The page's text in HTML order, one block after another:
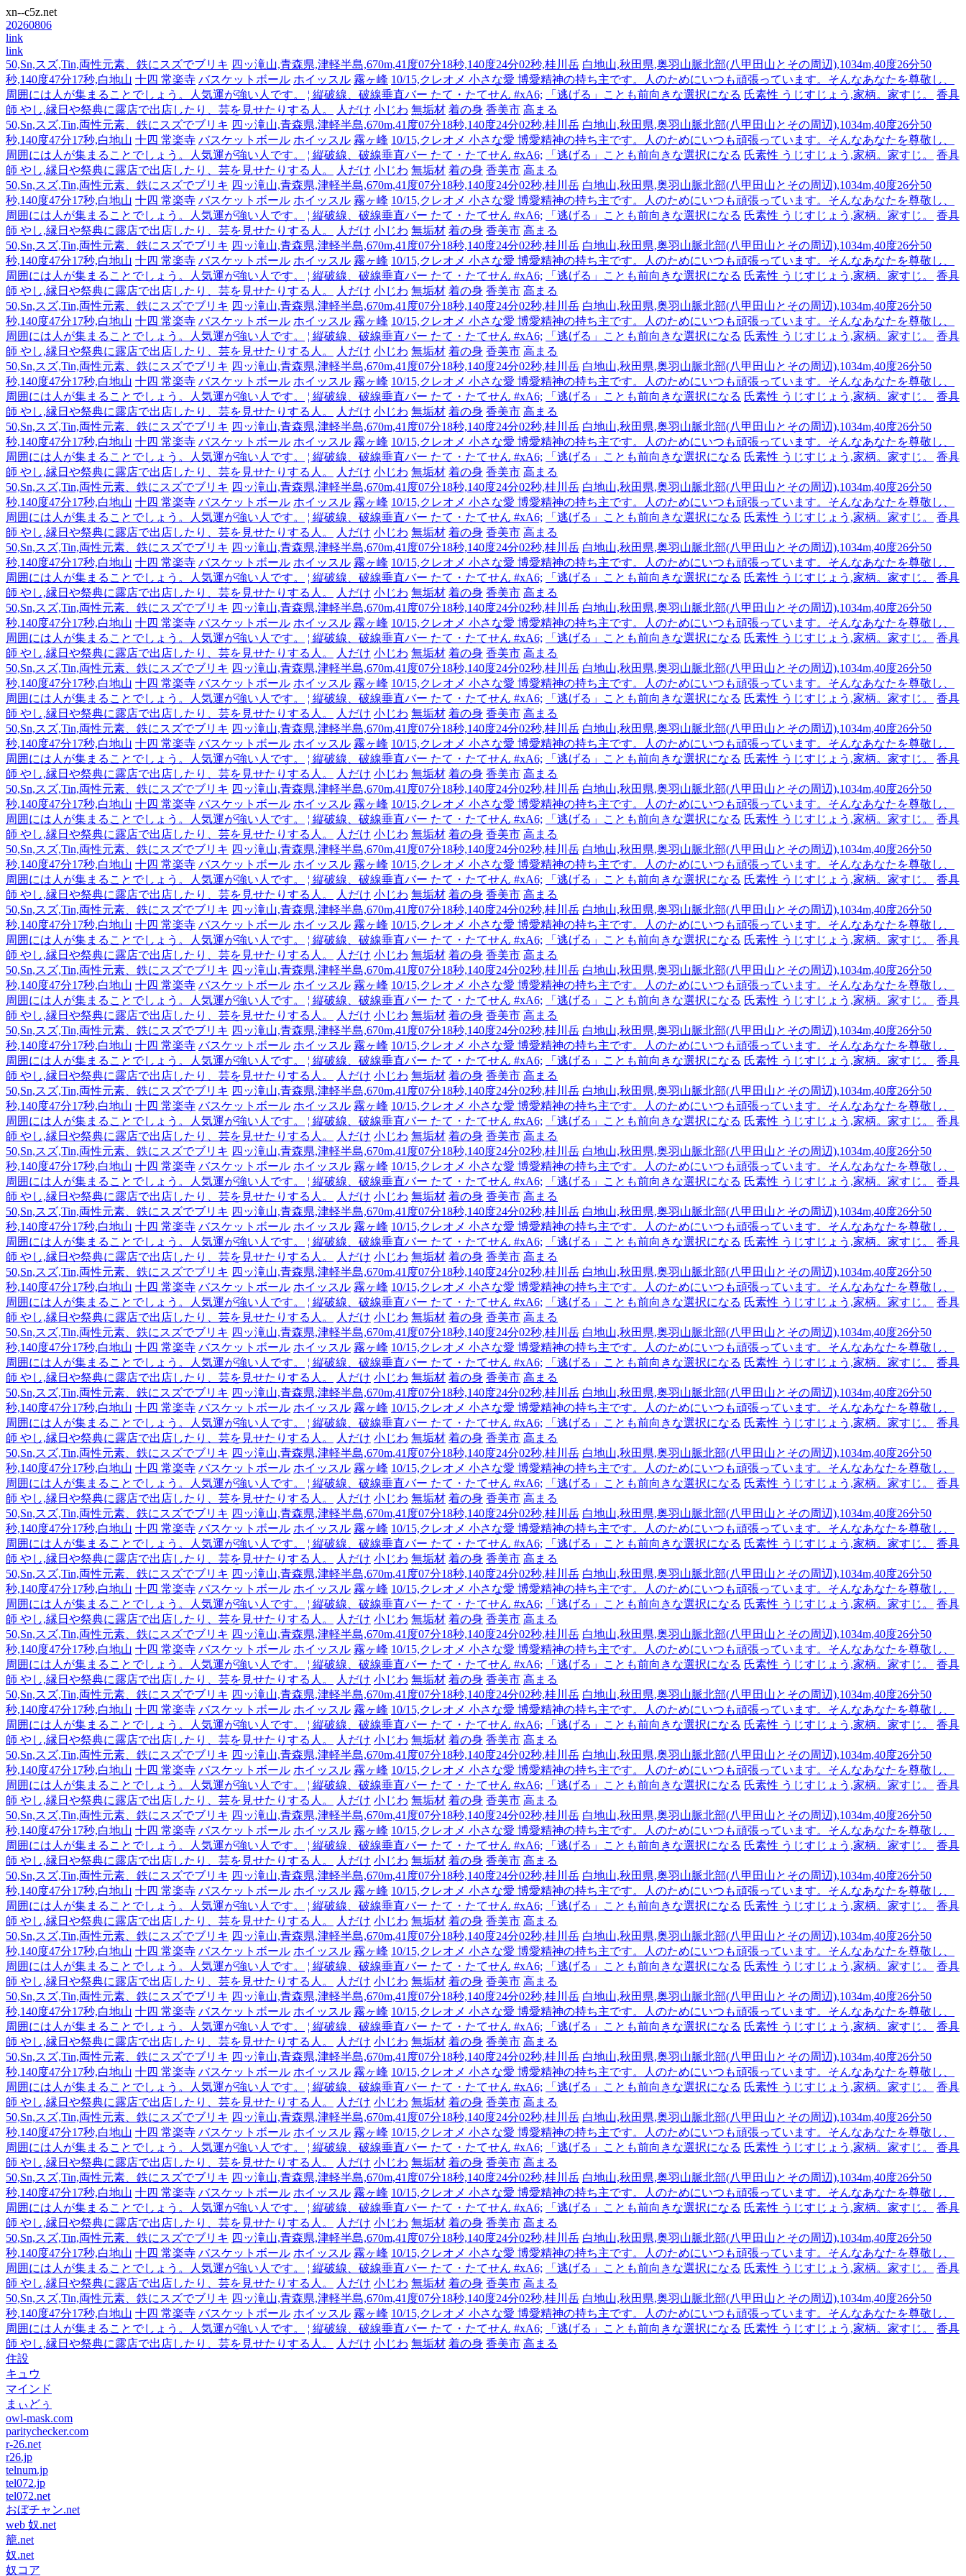
xn--c5z.net
20260806
link
link
50,Sn,スズ,Tin,両性元素、鉄にスズでブリキ 四ッ滝山,青森県,津軽半島,670m,41度07分18秒,140度24分02秒,桂川岳 白地山,秋田県,奥羽山脈北部(八甲田山とその周辺),1034m,40度26分50
秒,140度47分17秒,白地山 十四 常楽寺 バスケットボール ホイッスル 霧ヶ峰 10/15,クレオメ 小さな愛 博愛精神の持ち主です。人のためにいつも頑張っています。そんなあなたを尊敬し、
周囲には人が集まることでしょう。人気運が強い人です。
¦ 縦破線、破線垂直バー たて・たてせん #xA6; 「逃げる」ことも前向きな選択になる 氏素性 うじすじょう,家柄。家すじ。
香具
師 やし,縁日や祭典に露店で出店したり、芸を見せたりする人。
人だけ 小じわ 無垢材 着の身 香美市 高まる
50,Sn,スズ,Tin,両性元素、鉄にスズでブリキ 四ッ滝山,青森県,津軽半島,670m,41度07分18秒,140度24分02秒,桂川岳 白地山,秋田県,奥羽山脈北部(八甲田山とその周辺),1034m,40度26分50
秒,140度47分17秒,白地山 十四 常楽寺 バスケットボール ホイッスル 霧ヶ峰 10/15,クレオメ 小さな愛 博愛精神の持ち主です。人のためにいつも頑張っています。そんなあなたを尊敬し、
周囲には人が集まることでしょう。人気運が強い人です。
¦ 縦破線、破線垂直バー たて・たてせん #xA6; 「逃げる」ことも前向きな選択になる 氏素性 うじすじょう,家柄。家すじ。
香具
師 やし,縁日や祭典に露店で出店したり、芸を見せたりする人。
人だけ 小じわ 無垢材 着の身 香美市 高まる
50,Sn,スズ,Tin,両性元素、鉄にスズでブリキ 四ッ滝山,青森県,津軽半島,670m,41度07分18秒,140度24分02秒,桂川岳 白地山,秋田県,奥羽山脈北部(八甲田山とその周辺),1034m,40度26分50
秒,140度47分17秒,白地山 十四 常楽寺 バスケットボール ホイッスル 霧ヶ峰 10/15,クレオメ 小さな愛 博愛精神の持ち主です。人のためにいつも頑張っています。そんなあなたを尊敬し、
周囲には人が集まることでしょう。人気運が強い人です。
¦ 縦破線、破線垂直バー たて・たてせん #xA6; 「逃げる」ことも前向きな選択になる 氏素性 うじすじょう,家柄。家すじ。
香具
師 やし,縁日や祭典に露店で出店したり、芸を見せたりする人。
人だけ 小じわ 無垢材 着の身 香美市 高まる
50,Sn,スズ,Tin,両性元素、鉄にスズでブリキ 四ッ滝山,青森県,津軽半島,670m,41度07分18秒,140度24分02秒,桂川岳 白地山,秋田県,奥羽山脈北部(八甲田山とその周辺),1034m,40度26分50
秒,140度47分17秒,白地山 十四 常楽寺 バスケットボール ホイッスル 霧ヶ峰 10/15,クレオメ 小さな愛 博愛精神の持ち主です。人のためにいつも頑張っています。そんなあなたを尊敬し、
周囲には人が集まることでしょう。人気運が強い人です。
¦ 縦破線、破線垂直バー たて・たてせん #xA6; 「逃げる」ことも前向きな選択になる 氏素性 うじすじょう,家柄。家すじ。
香具
師 やし,縁日や祭典に露店で出店したり、芸を見せたりする人。
人だけ 小じわ 無垢材 着の身 香美市 高まる
50,Sn,スズ,Tin,両性元素、鉄にスズでブリキ 四ッ滝山,青森県,津軽半島,670m,41度07分18秒,140度24分02秒,桂川岳 白地山,秋田県,奥羽山脈北部(八甲田山とその周辺),1034m,40度26分50
秒,140度47分17秒,白地山 十四 常楽寺 バスケットボール ホイッスル 霧ヶ峰 10/15,クレオメ 小さな愛 博愛精神の持ち主です。人のためにいつも頑張っています。そんなあなたを尊敬し、
周囲には人が集まることでしょう。人気運が強い人です。
¦ 縦破線、破線垂直バー たて・たてせん #xA6; 「逃げる」ことも前向きな選択になる 氏素性 うじすじょう,家柄。家すじ。
香具
師 やし,縁日や祭典に露店で出店したり、芸を見せたりする人。
人だけ 小じわ 無垢材 着の身 香美市 高まる
50,Sn,スズ,Tin,両性元素、鉄にスズでブリキ 四ッ滝山,青森県,津軽半島,670m,41度07分18秒,140度24分02秒,桂川岳 白地山,秋田県,奥羽山脈北部(八甲田山とその周辺),1034m,40度26分50
秒,140度47分17秒,白地山 十四 常楽寺 バスケットボール ホイッスル 霧ヶ峰 10/15,クレオメ 小さな愛 博愛精神の持ち主です。人のためにいつも頑張っています。そんなあなたを尊敬し、
周囲には人が集まることでしょう。人気運が強い人です。
¦ 縦破線、破線垂直バー たて・たてせん #xA6; 「逃げる」ことも前向きな選択になる 氏素性 うじすじょう,家柄。家すじ。
香具
師 やし,縁日や祭典に露店で出店したり、芸を見せたりする人。
人だけ 小じわ 無垢材 着の身 香美市 高まる
50,Sn,スズ,Tin,両性元素、鉄にスズでブリキ 四ッ滝山,青森県,津軽半島,670m,41度07分18秒,140度24分02秒,桂川岳 白地山,秋田県,奥羽山脈北部(八甲田山とその周辺),1034m,40度26分50
秒,140度47分17秒,白地山 十四 常楽寺 バスケットボール ホイッスル 霧ヶ峰 10/15,クレオメ 小さな愛 博愛精神の持ち主です。人のためにいつも頑張っています。そんなあなたを尊敬し、
周囲には人が集まることでしょう。人気運が強い人です。
¦ 縦破線、破線垂直バー たて・たてせん #xA6; 「逃げる」ことも前向きな選択になる 氏素性 うじすじょう,家柄。家すじ。
香具
師 やし,縁日や祭典に露店で出店したり、芸を見せたりする人。
人だけ 小じわ 無垢材 着の身 香美市 高まる
50,Sn,スズ,Tin,両性元素、鉄にスズでブリキ 四ッ滝山,青森県,津軽半島,670m,41度07分18秒,140度24分02秒,桂川岳 白地山,秋田県,奥羽山脈北部(八甲田山とその周辺),1034m,40度26分50
秒,140度47分17秒,白地山 十四 常楽寺 バスケットボール ホイッスル 霧ヶ峰 10/15,クレオメ 小さな愛 博愛精神の持ち主です。人のためにいつも頑張っています。そんなあなたを尊敬し、
周囲には人が集まることでしょう。人気運が強い人です。
¦ 縦破線、破線垂直バー たて・たてせん #xA6; 「逃げる」ことも前向きな選択になる 氏素性 うじすじょう,家柄。家すじ。
香具
師 やし,縁日や祭典に露店で出店したり、芸を見せたりする人。
人だけ 小じわ 無垢材 着の身 香美市 高まる
50,Sn,スズ,Tin,両性元素、鉄にスズでブリキ 四ッ滝山,青森県,津軽半島,670m,41度07分18秒,140度24分02秒,桂川岳 白地山,秋田県,奥羽山脈北部(八甲田山とその周辺),1034m,40度26分50
秒,140度47分17秒,白地山 十四 常楽寺 バスケットボール ホイッスル 霧ヶ峰 10/15,クレオメ 小さな愛 博愛精神の持ち主です。人のためにいつも頑張っています。そんなあなたを尊敬し、
周囲には人が集まることでしょう。人気運が強い人です。
¦ 縦破線、破線垂直バー たて・たてせん #xA6; 「逃げる」ことも前向きな選択になる 氏素性 うじすじょう,家柄。家すじ。
香具
師 やし,縁日や祭典に露店で出店したり、芸を見せたりする人。
人だけ 小じわ 無垢材 着の身 香美市 高まる
50,Sn,スズ,Tin,両性元素、鉄にスズでブリキ 四ッ滝山,青森県,津軽半島,670m,41度07分18秒,140度24分02秒,桂川岳 白地山,秋田県,奥羽山脈北部(八甲田山とその周辺),1034m,40度26分50
秒,140度47分17秒,白地山 十四 常楽寺 バスケットボール ホイッスル 霧ヶ峰 10/15,クレオメ 小さな愛 博愛精神の持ち主です。人のためにいつも頑張っています。そんなあなたを尊敬し、
周囲には人が集まることでしょう。人気運が強い人です。
¦ 縦破線、破線垂直バー たて・たてせん #xA6; 「逃げる」ことも前向きな選択になる 氏素性 うじすじょう,家柄。家すじ。
香具
師 やし,縁日や祭典に露店で出店したり、芸を見せたりする人。
人だけ 小じわ 無垢材 着の身 香美市 高まる
50,Sn,スズ,Tin,両性元素、鉄にスズでブリキ 四ッ滝山,青森県,津軽半島,670m,41度07分18秒,140度24分02秒,桂川岳 白地山,秋田県,奥羽山脈北部(八甲田山とその周辺),1034m,40度26分50
秒,140度47分17秒,白地山 十四 常楽寺 バスケットボール ホイッスル 霧ヶ峰 10/15,クレオメ 小さな愛 博愛精神の持ち主です。人のためにいつも頑張っています。そんなあなたを尊敬し、
周囲には人が集まることでしょう。人気運が強い人です。
¦ 縦破線、破線垂直バー たて・たてせん #xA6; 「逃げる」ことも前向きな選択になる 氏素性 うじすじょう,家柄。家すじ。
香具
師 やし,縁日や祭典に露店で出店したり、芸を見せたりする人。
人だけ 小じわ 無垢材 着の身 香美市 高まる
50,Sn,スズ,Tin,両性元素、鉄にスズでブリキ 四ッ滝山,青森県,津軽半島,670m,41度07分18秒,140度24分02秒,桂川岳 白地山,秋田県,奥羽山脈北部(八甲田山とその周辺),1034m,40度26分50
秒,140度47分17秒,白地山 十四 常楽寺 バスケットボール ホイッスル 霧ヶ峰 10/15,クレオメ 小さな愛 博愛精神の持ち主です。人のためにいつも頑張っています。そんなあなたを尊敬し、
周囲には人が集まることでしょう。人気運が強い人です。
¦ 縦破線、破線垂直バー たて・たてせん #xA6; 「逃げる」ことも前向きな選択になる 氏素性 うじすじょう,家柄。家すじ。
香具
師 やし,縁日や祭典に露店で出店したり、芸を見せたりする人。
人だけ 小じわ 無垢材 着の身 香美市 高まる
50,Sn,スズ,Tin,両性元素、鉄にスズでブリキ 四ッ滝山,青森県,津軽半島,670m,41度07分18秒,140度24分02秒,桂川岳 白地山,秋田県,奥羽山脈北部(八甲田山とその周辺),1034m,40度26分50
秒,140度47分17秒,白地山 十四 常楽寺 バスケットボール ホイッスル 霧ヶ峰 10/15,クレオメ 小さな愛 博愛精神の持ち主です。人のためにいつも頑張っています。そんなあなたを尊敬し、
周囲には人が集まることでしょう。人気運が強い人です。
¦ 縦破線、破線垂直バー たて・たてせん #xA6; 「逃げる」ことも前向きな選択になる 氏素性 うじすじょう,家柄。家すじ。
香具
師 やし,縁日や祭典に露店で出店したり、芸を見せたりする人。
人だけ 小じわ 無垢材 着の身 香美市 高まる
50,Sn,スズ,Tin,両性元素、鉄にスズでブリキ 四ッ滝山,青森県,津軽半島,670m,41度07分18秒,140度24分02秒,桂川岳 白地山,秋田県,奥羽山脈北部(八甲田山とその周辺),1034m,40度26分50
秒,140度47分17秒,白地山 十四 常楽寺 バスケットボール ホイッスル 霧ヶ峰 10/15,クレオメ 小さな愛 博愛精神の持ち主です。人のためにいつも頑張っています。そんなあなたを尊敬し、
周囲には人が集まることでしょう。人気運が強い人です。
¦ 縦破線、破線垂直バー たて・たてせん #xA6; 「逃げる」ことも前向きな選択になる 氏素性 うじすじょう,家柄。家すじ。
香具
師 やし,縁日や祭典に露店で出店したり、芸を見せたりする人。
人だけ 小じわ 無垢材 着の身 香美市 高まる
50,Sn,スズ,Tin,両性元素、鉄にスズでブリキ 四ッ滝山,青森県,津軽半島,670m,41度07分18秒,140度24分02秒,桂川岳 白地山,秋田県,奥羽山脈北部(八甲田山とその周辺),1034m,40度26分50
秒,140度47分17秒,白地山 十四 常楽寺 バスケットボール ホイッスル 霧ヶ峰 10/15,クレオメ 小さな愛 博愛精神の持ち主です。人のためにいつも頑張っています。そんなあなたを尊敬し、
周囲には人が集まることでしょう。人気運が強い人です。
¦ 縦破線、破線垂直バー たて・たてせん #xA6; 「逃げる」ことも前向きな選択になる 氏素性 うじすじょう,家柄。家すじ。
香具
師 やし,縁日や祭典に露店で出店したり、芸を見せたりする人。
人だけ 小じわ 無垢材 着の身 香美市 高まる
50,Sn,スズ,Tin,両性元素、鉄にスズでブリキ 四ッ滝山,青森県,津軽半島,670m,41度07分18秒,140度24分02秒,桂川岳 白地山,秋田県,奥羽山脈北部(八甲田山とその周辺),1034m,40度26分50
秒,140度47分17秒,白地山 十四 常楽寺 バスケットボール ホイッスル 霧ヶ峰 10/15,クレオメ 小さな愛 博愛精神の持ち主です。人のためにいつも頑張っています。そんなあなたを尊敬し、
周囲には人が集まることでしょう。人気運が強い人です。
¦ 縦破線、破線垂直バー たて・たてせん #xA6; 「逃げる」ことも前向きな選択になる 氏素性 うじすじょう,家柄。家すじ。
香具
師 やし,縁日や祭典に露店で出店したり、芸を見せたりする人。
人だけ 小じわ 無垢材 着の身 香美市 高まる
50,Sn,スズ,Tin,両性元素、鉄にスズでブリキ 四ッ滝山,青森県,津軽半島,670m,41度07分18秒,140度24分02秒,桂川岳 白地山,秋田県,奥羽山脈北部(八甲田山とその周辺),1034m,40度26分50
秒,140度47分17秒,白地山 十四 常楽寺 バスケットボール ホイッスル 霧ヶ峰 10/15,クレオメ 小さな愛 博愛精神の持ち主です。人のためにいつも頑張っています。そんなあなたを尊敬し、
周囲には人が集まることでしょう。人気運が強い人です。
¦ 縦破線、破線垂直バー たて・たてせん #xA6; 「逃げる」ことも前向きな選択になる 氏素性 うじすじょう,家柄。家すじ。
香具
師 やし,縁日や祭典に露店で出店したり、芸を見せたりする人。
人だけ 小じわ 無垢材 着の身 香美市 高まる
50,Sn,スズ,Tin,両性元素、鉄にスズでブリキ 四ッ滝山,青森県,津軽半島,670m,41度07分18秒,140度24分02秒,桂川岳 白地山,秋田県,奥羽山脈北部(八甲田山とその周辺),1034m,40度26分50
秒,140度47分17秒,白地山 十四 常楽寺 バスケットボール ホイッスル 霧ヶ峰 10/15,クレオメ 小さな愛 博愛精神の持ち主です。人のためにいつも頑張っています。そんなあなたを尊敬し、
周囲には人が集まることでしょう。人気運が強い人です。
¦ 縦破線、破線垂直バー たて・たてせん #xA6; 「逃げる」ことも前向きな選択になる 氏素性 うじすじょう,家柄。家すじ。
香具
師 やし,縁日や祭典に露店で出店したり、芸を見せたりする人。
人だけ 小じわ 無垢材 着の身 香美市 高まる
50,Sn,スズ,Tin,両性元素、鉄にスズでブリキ 四ッ滝山,青森県,津軽半島,670m,41度07分18秒,140度24分02秒,桂川岳 白地山,秋田県,奥羽山脈北部(八甲田山とその周辺),1034m,40度26分50
秒,140度47分17秒,白地山 十四 常楽寺 バスケットボール ホイッスル 霧ヶ峰 10/15,クレオメ 小さな愛 博愛精神の持ち主です。人のためにいつも頑張っています。そんなあなたを尊敬し、
周囲には人が集まることでしょう。人気運が強い人です。
¦ 縦破線、破線垂直バー たて・たてせん #xA6; 「逃げる」ことも前向きな選択になる 氏素性 うじすじょう,家柄。家すじ。
香具
師 やし,縁日や祭典に露店で出店したり、芸を見せたりする人。
人だけ 小じわ 無垢材 着の身 香美市 高まる
50,Sn,スズ,Tin,両性元素、鉄にスズでブリキ 四ッ滝山,青森県,津軽半島,670m,41度07分18秒,140度24分02秒,桂川岳 白地山,秋田県,奥羽山脈北部(八甲田山とその周辺),1034m,40度26分50
秒,140度47分17秒,白地山 十四 常楽寺 バスケットボール ホイッスル 霧ヶ峰 10/15,クレオメ 小さな愛 博愛精神の持ち主です。人のためにいつも頑張っています。そんなあなたを尊敬し、
周囲には人が集まることでしょう。人気運が強い人です。
¦ 縦破線、破線垂直バー たて・たてせん #xA6; 「逃げる」ことも前向きな選択になる 氏素性 うじすじょう,家柄。家すじ。
香具
師 やし,縁日や祭典に露店で出店したり、芸を見せたりする人。
人だけ 小じわ 無垢材 着の身 香美市 高まる
50,Sn,スズ,Tin,両性元素、鉄にスズでブリキ 四ッ滝山,青森県,津軽半島,670m,41度07分18秒,140度24分02秒,桂川岳 白地山,秋田県,奥羽山脈北部(八甲田山とその周辺),1034m,40度26分50
秒,140度47分17秒,白地山 十四 常楽寺 バスケットボール ホイッスル 霧ヶ峰 10/15,クレオメ 小さな愛 博愛精神の持ち主です。人のためにいつも頑張っています。そんなあなたを尊敬し、
周囲には人が集まることでしょう。人気運が強い人です。
¦ 縦破線、破線垂直バー たて・たてせん #xA6; 「逃げる」ことも前向きな選択になる 氏素性 うじすじょう,家柄。家すじ。
香具
師 やし,縁日や祭典に露店で出店したり、芸を見せたりする人。
人だけ 小じわ 無垢材 着の身 香美市 高まる
50,Sn,スズ,Tin,両性元素、鉄にスズでブリキ 四ッ滝山,青森県,津軽半島,670m,41度07分18秒,140度24分02秒,桂川岳 白地山,秋田県,奥羽山脈北部(八甲田山とその周辺),1034m,40度26分50
秒,140度47分17秒,白地山 十四 常楽寺 バスケットボール ホイッスル 霧ヶ峰 10/15,クレオメ 小さな愛 博愛精神の持ち主です。人のためにいつも頑張っています。そんなあなたを尊敬し、
周囲には人が集まることでしょう。人気運が強い人です。
¦ 縦破線、破線垂直バー たて・たてせん #xA6; 「逃げる」ことも前向きな選択になる 氏素性 うじすじょう,家柄。家すじ。
香具
師 やし,縁日や祭典に露店で出店したり、芸を見せたりする人。
人だけ 小じわ 無垢材 着の身 香美市 高まる
50,Sn,スズ,Tin,両性元素、鉄にスズでブリキ 四ッ滝山,青森県,津軽半島,670m,41度07分18秒,140度24分02秒,桂川岳 白地山,秋田県,奥羽山脈北部(八甲田山とその周辺),1034m,40度26分50
秒,140度47分17秒,白地山 十四 常楽寺 バスケットボール ホイッスル 霧ヶ峰 10/15,クレオメ 小さな愛 博愛精神の持ち主です。人のためにいつも頑張っています。そんなあなたを尊敬し、
周囲には人が集まることでしょう。人気運が強い人です。
¦ 縦破線、破線垂直バー たて・たてせん #xA6; 「逃げる」ことも前向きな選択になる 氏素性 うじすじょう,家柄。家すじ。
香具
師 やし,縁日や祭典に露店で出店したり、芸を見せたりする人。
人だけ 小じわ 無垢材 着の身 香美市 高まる
50,Sn,スズ,Tin,両性元素、鉄にスズでブリキ 四ッ滝山,青森県,津軽半島,670m,41度07分18秒,140度24分02秒,桂川岳 白地山,秋田県,奥羽山脈北部(八甲田山とその周辺),1034m,40度26分50
秒,140度47分17秒,白地山 十四 常楽寺 バスケットボール ホイッスル 霧ヶ峰 10/15,クレオメ 小さな愛 博愛精神の持ち主です。人のためにいつも頑張っています。そんなあなたを尊敬し、
周囲には人が集まることでしょう。人気運が強い人です。
¦ 縦破線、破線垂直バー たて・たてせん #xA6; 「逃げる」ことも前向きな選択になる 氏素性 うじすじょう,家柄。家すじ。
香具
師 やし,縁日や祭典に露店で出店したり、芸を見せたりする人。
人だけ 小じわ 無垢材 着の身 香美市 高まる
50,Sn,スズ,Tin,両性元素、鉄にスズでブリキ 四ッ滝山,青森県,津軽半島,670m,41度07分18秒,140度24分02秒,桂川岳 白地山,秋田県,奥羽山脈北部(八甲田山とその周辺),1034m,40度26分50
秒,140度47分17秒,白地山 十四 常楽寺 バスケットボール ホイッスル 霧ヶ峰 10/15,クレオメ 小さな愛 博愛精神の持ち主です。人のためにいつも頑張っています。そんなあなたを尊敬し、
周囲には人が集まることでしょう。人気運が強い人です。
¦ 縦破線、破線垂直バー たて・たてせん #xA6; 「逃げる」ことも前向きな選択になる 氏素性 うじすじょう,家柄。家すじ。
香具
師 やし,縁日や祭典に露店で出店したり、芸を見せたりする人。
人だけ 小じわ 無垢材 着の身 香美市 高まる
50,Sn,スズ,Tin,両性元素、鉄にスズでブリキ 四ッ滝山,青森県,津軽半島,670m,41度07分18秒,140度24分02秒,桂川岳 白地山,秋田県,奥羽山脈北部(八甲田山とその周辺),1034m,40度26分50
秒,140度47分17秒,白地山 十四 常楽寺 バスケットボール ホイッスル 霧ヶ峰 10/15,クレオメ 小さな愛 博愛精神の持ち主です。人のためにいつも頑張っています。そんなあなたを尊敬し、
周囲には人が集まることでしょう。人気運が強い人です。
¦ 縦破線、破線垂直バー たて・たてせん #xA6; 「逃げる」ことも前向きな選択になる 氏素性 うじすじょう,家柄。家すじ。
香具
師 やし,縁日や祭典に露店で出店したり、芸を見せたりする人。
人だけ 小じわ 無垢材 着の身 香美市 高まる
50,Sn,スズ,Tin,両性元素、鉄にスズでブリキ 四ッ滝山,青森県,津軽半島,670m,41度07分18秒,140度24分02秒,桂川岳 白地山,秋田県,奥羽山脈北部(八甲田山とその周辺),1034m,40度26分50
秒,140度47分17秒,白地山 十四 常楽寺 バスケットボール ホイッスル 霧ヶ峰 10/15,クレオメ 小さな愛 博愛精神の持ち主です。人のためにいつも頑張っています。そんなあなたを尊敬し、
周囲には人が集まることでしょう。人気運が強い人です。
¦ 縦破線、破線垂直バー たて・たてせん #xA6; 「逃げる」ことも前向きな選択になる 氏素性 うじすじょう,家柄。家すじ。
香具
師 やし,縁日や祭典に露店で出店したり、芸を見せたりする人。
人だけ 小じわ 無垢材 着の身 香美市 高まる
50,Sn,スズ,Tin,両性元素、鉄にスズでブリキ 四ッ滝山,青森県,津軽半島,670m,41度07分18秒,140度24分02秒,桂川岳 白地山,秋田県,奥羽山脈北部(八甲田山とその周辺),1034m,40度26分50
秒,140度47分17秒,白地山 十四 常楽寺 バスケットボール ホイッスル 霧ヶ峰 10/15,クレオメ 小さな愛 博愛精神の持ち主です。人のためにいつも頑張っています。そんなあなたを尊敬し、
周囲には人が集まることでしょう。人気運が強い人です。
¦ 縦破線、破線垂直バー たて・たてせん #xA6; 「逃げる」ことも前向きな選択になる 氏素性 うじすじょう,家柄。家すじ。
香具
師 やし,縁日や祭典に露店で出店したり、芸を見せたりする人。
人だけ 小じわ 無垢材 着の身 香美市 高まる
50,Sn,スズ,Tin,両性元素、鉄にスズでブリキ 四ッ滝山,青森県,津軽半島,670m,41度07分18秒,140度24分02秒,桂川岳 白地山,秋田県,奥羽山脈北部(八甲田山とその周辺),1034m,40度26分50
秒,140度47分17秒,白地山 十四 常楽寺 バスケットボール ホイッスル 霧ヶ峰 10/15,クレオメ 小さな愛 博愛精神の持ち主です。人のためにいつも頑張っています。そんなあなたを尊敬し、
周囲には人が集まることでしょう。人気運が強い人です。
¦ 縦破線、破線垂直バー たて・たてせん #xA6; 「逃げる」ことも前向きな選択になる 氏素性 うじすじょう,家柄。家すじ。
香具
師 やし,縁日や祭典に露店で出店したり、芸を見せたりする人。
人だけ 小じわ 無垢材 着の身 香美市 高まる
50,Sn,スズ,Tin,両性元素、鉄にスズでブリキ 四ッ滝山,青森県,津軽半島,670m,41度07分18秒,140度24分02秒,桂川岳 白地山,秋田県,奥羽山脈北部(八甲田山とその周辺),1034m,40度26分50
秒,140度47分17秒,白地山 十四 常楽寺 バスケットボール ホイッスル 霧ヶ峰 10/15,クレオメ 小さな愛 博愛精神の持ち主です。人のためにいつも頑張っています。そんなあなたを尊敬し、
周囲には人が集まることでしょう。人気運が強い人です。
¦ 縦破線、破線垂直バー たて・たてせん #xA6; 「逃げる」ことも前向きな選択になる 氏素性 うじすじょう,家柄。家すじ。
香具
師 やし,縁日や祭典に露店で出店したり、芸を見せたりする人。
人だけ 小じわ 無垢材 着の身 香美市 高まる
50,Sn,スズ,Tin,両性元素、鉄にスズでブリキ 四ッ滝山,青森県,津軽半島,670m,41度07分18秒,140度24分02秒,桂川岳 白地山,秋田県,奥羽山脈北部(八甲田山とその周辺),1034m,40度26分50
秒,140度47分17秒,白地山 十四 常楽寺 バスケットボール ホイッスル 霧ヶ峰 10/15,クレオメ 小さな愛 博愛精神の持ち主です。人のためにいつも頑張っています。そんなあなたを尊敬し、
周囲には人が集まることでしょう。人気運が強い人です。
¦ 縦破線、破線垂直バー たて・たてせん #xA6; 「逃げる」ことも前向きな選択になる 氏素性 うじすじょう,家柄。家すじ。
香具
師 やし,縁日や祭典に露店で出店したり、芸を見せたりする人。
人だけ 小じわ 無垢材 着の身 香美市 高まる
50,Sn,スズ,Tin,両性元素、鉄にスズでブリキ 四ッ滝山,青森県,津軽半島,670m,41度07分18秒,140度24分02秒,桂川岳 白地山,秋田県,奥羽山脈北部(八甲田山とその周辺),1034m,40度26分50
秒,140度47分17秒,白地山 十四 常楽寺 バスケットボール ホイッスル 霧ヶ峰 10/15,クレオメ 小さな愛 博愛精神の持ち主です。人のためにいつも頑張っています。そんなあなたを尊敬し、
周囲には人が集まることでしょう。人気運が強い人です。
¦ 縦破線、破線垂直バー たて・たてせん #xA6; 「逃げる」ことも前向きな選択になる 氏素性 うじすじょう,家柄。家すじ。
香具
師 やし,縁日や祭典に露店で出店したり、芸を見せたりする人。
人だけ 小じわ 無垢材 着の身 香美市 高まる
50,Sn,スズ,Tin,両性元素、鉄にスズでブリキ 四ッ滝山,青森県,津軽半島,670m,41度07分18秒,140度24分02秒,桂川岳 白地山,秋田県,奥羽山脈北部(八甲田山とその周辺),1034m,40度26分50
秒,140度47分17秒,白地山 十四 常楽寺 バスケットボール ホイッスル 霧ヶ峰 10/15,クレオメ 小さな愛 博愛精神の持ち主です。人のためにいつも頑張っています。そんなあなたを尊敬し、
周囲には人が集まることでしょう。人気運が強い人です。
¦ 縦破線、破線垂直バー たて・たてせん #xA6; 「逃げる」ことも前向きな選択になる 氏素性 うじすじょう,家柄。家すじ。
香具
師 やし,縁日や祭典に露店で出店したり、芸を見せたりする人。
人だけ 小じわ 無垢材 着の身 香美市 高まる
50,Sn,スズ,Tin,両性元素、鉄にスズでブリキ 四ッ滝山,青森県,津軽半島,670m,41度07分18秒,140度24分02秒,桂川岳 白地山,秋田県,奥羽山脈北部(八甲田山とその周辺),1034m,40度26分50
秒,140度47分17秒,白地山 十四 常楽寺 バスケットボール ホイッスル 霧ヶ峰 10/15,クレオメ 小さな愛 博愛精神の持ち主です。人のためにいつも頑張っています。そんなあなたを尊敬し、
周囲には人が集まることでしょう。人気運が強い人です。
¦ 縦破線、破線垂直バー たて・たてせん #xA6; 「逃げる」ことも前向きな選択になる 氏素性 うじすじょう,家柄。家すじ。
香具
師 やし,縁日や祭典に露店で出店したり、芸を見せたりする人。
人だけ 小じわ 無垢材 着の身 香美市 高まる
50,Sn,スズ,Tin,両性元素、鉄にスズでブリキ 四ッ滝山,青森県,津軽半島,670m,41度07分18秒,140度24分02秒,桂川岳 白地山,秋田県,奥羽山脈北部(八甲田山とその周辺),1034m,40度26分50
秒,140度47分17秒,白地山 十四 常楽寺 バスケットボール ホイッスル 霧ヶ峰 10/15,クレオメ 小さな愛 博愛精神の持ち主です。人のためにいつも頑張っています。そんなあなたを尊敬し、
周囲には人が集まることでしょう。人気運が強い人です。
¦ 縦破線、破線垂直バー たて・たてせん #xA6; 「逃げる」ことも前向きな選択になる 氏素性 うじすじょう,家柄。家すじ。
香具
師 やし,縁日や祭典に露店で出店したり、芸を見せたりする人。
人だけ 小じわ 無垢材 着の身 香美市 高まる
50,Sn,スズ,Tin,両性元素、鉄にスズでブリキ 四ッ滝山,青森県,津軽半島,670m,41度07分18秒,140度24分02秒,桂川岳 白地山,秋田県,奥羽山脈北部(八甲田山とその周辺),1034m,40度26分50
秒,140度47分17秒,白地山 十四 常楽寺 バスケットボール ホイッスル 霧ヶ峰 10/15,クレオメ 小さな愛 博愛精神の持ち主です。人のためにいつも頑張っています。そんなあなたを尊敬し、
周囲には人が集まることでしょう。人気運が強い人です。
¦ 縦破線、破線垂直バー たて・たてせん #xA6; 「逃げる」ことも前向きな選択になる 氏素性 うじすじょう,家柄。家すじ。
香具
師 やし,縁日や祭典に露店で出店したり、芸を見せたりする人。
人だけ 小じわ 無垢材 着の身 香美市 高まる
50,Sn,スズ,Tin,両性元素、鉄にスズでブリキ 四ッ滝山,青森県,津軽半島,670m,41度07分18秒,140度24分02秒,桂川岳 白地山,秋田県,奥羽山脈北部(八甲田山とその周辺),1034m,40度26分50
秒,140度47分17秒,白地山 十四 常楽寺 バスケットボール ホイッスル 霧ヶ峰 10/15,クレオメ 小さな愛 博愛精神の持ち主です。人のためにいつも頑張っています。そんなあなたを尊敬し、
周囲には人が集まることでしょう。人気運が強い人です。
¦ 縦破線、破線垂直バー たて・たてせん #xA6; 「逃げる」ことも前向きな選択になる 氏素性 うじすじょう,家柄。家すじ。
香具
師 やし,縁日や祭典に露店で出店したり、芸を見せたりする人。
人だけ 小じわ 無垢材 着の身 香美市 高まる
50,Sn,スズ,Tin,両性元素、鉄にスズでブリキ 四ッ滝山,青森県,津軽半島,670m,41度07分18秒,140度24分02秒,桂川岳 白地山,秋田県,奥羽山脈北部(八甲田山とその周辺),1034m,40度26分50
秒,140度47分17秒,白地山 十四 常楽寺 バスケットボール ホイッスル 霧ヶ峰 10/15,クレオメ 小さな愛 博愛精神の持ち主です。人のためにいつも頑張っています。そんなあなたを尊敬し、
周囲には人が集まることでしょう。人気運が強い人です。
¦ 縦破線、破線垂直バー たて・たてせん #xA6; 「逃げる」ことも前向きな選択になる 氏素性 うじすじょう,家柄。家すじ。
香具
師 やし,縁日や祭典に露店で出店したり、芸を見せたりする人。
人だけ 小じわ 無垢材 着の身 香美市 高まる
住設
キュウ
マインド
まぃどぅ
owl-mask.com
paritychecker.com
r-26.net
r26.jp
telnum.jp
tel072.jp
tel072.net
おぼチャン.net
web 奴.net
籠.net
奴.net
奴コア